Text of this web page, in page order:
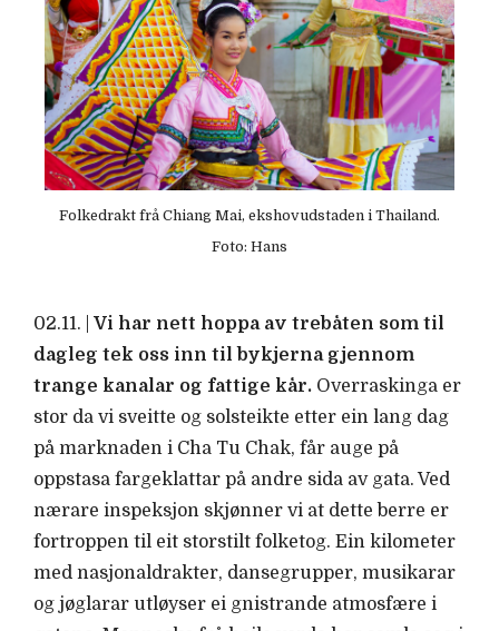
Folkedrakt frå Chiang Mai, ekshovudstaden i Thailand.
Foto: Hans
02.11.
Vi har nett hoppa av trebåten som til
dagleg tek oss inn til bykjerna gjennom
trange kanalar og fattige kår. Overraskinga er
stor da vi sveitte og solsteikte etter ein lang dag
på marknaden i Cha Tu Chak, får auge på
oppstasa fargeklattar på andre sida av gata. Ved
nærare inspeksjon skjønner vi at dette berre er
fortroppen til eit storstilt folketog. Ein kilometer
med nasjonaldrakter, dansegrupper, musikarar
og jøglarar utløyser ei gnistrande atmosfære i